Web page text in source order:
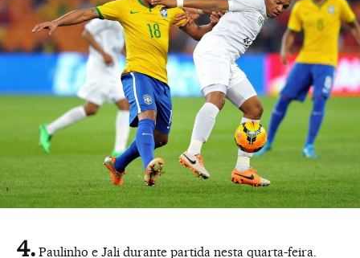
Paulinho e Jali durante partida nesta quarta-feira.